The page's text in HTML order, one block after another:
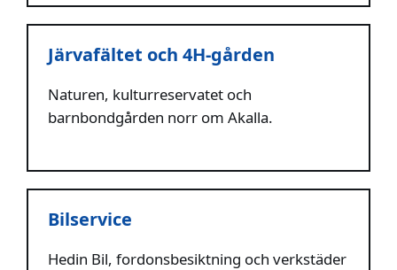
Järvafältet och 4H-gården
Naturen, kulturreservatet och
barnbondgården norr om Akalla.
Bilservice
Hedin Bil, fordonsbesiktning och verkstäder